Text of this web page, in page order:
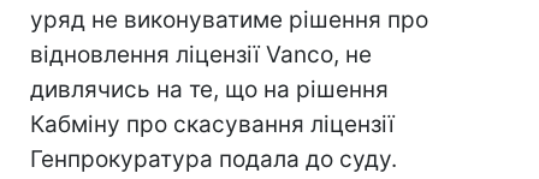
уряд не виконуватиме рішення про
відновлення ліцензії Vanco, не
дивлячись на те, що на рішення
Кабміну про скасування ліцензії
Генпрокуратура подала до суду.